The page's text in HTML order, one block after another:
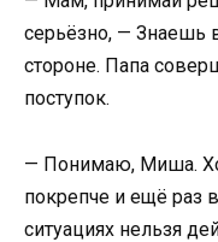
серьёзно, — Знаешь
стороне. Папа
поступок.
— Понимаю, Миша.
покрепче и ещё раз
ситуациях нельзя